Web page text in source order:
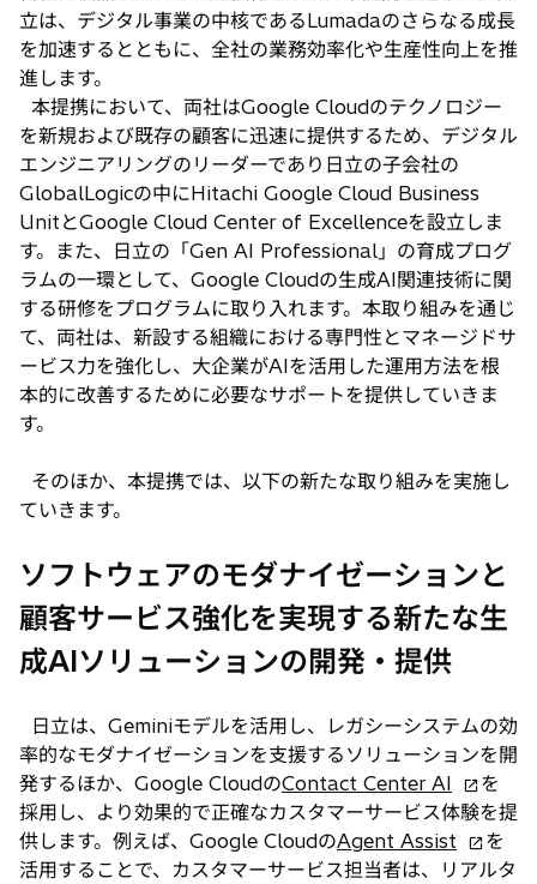
立は、デジタル事業の中核であるLumadaのさらなる成長
を加速するとともに、全社の業務効率化や生産性向上を推
進します。
本提携において、両社はGoogle Cloudのテクノロジー
を新規および既存の顧客に迅速に提供するため、デジタル
エンジニアリングのリーダーであり日立の子会社の
GlobalLogicの中にHitachi Google Cloud Business
UnitとGoogle Cloud Center of Excellenceを設立しま
す。また、日立の「Gen AI Professional」の育成プログ
ラムの一環として、Google Cloudの生成AI関連技術に関
する研修をプログラムに取り入れます。本取り組みを通じ
て、両社は、新設する組織における専門性とマネージドサ
ービス力を強化し、大企業がAIを活用した運用方法を根
本的に改善するために必要なサポートを提供していきま
す。
そのほか、本提携では、以下の新たな取り組みを実施し
ていきます。
ソフトウェアのモダナイゼーションと
顧客サービス強化を実現する新たな生
成AIソリューションの開発・提供
日立は、Geminiモデルを活用し、レガシーシステムの効
率的なモダナイゼーションを支援するソリューションを開
発するほか、Google CloudのContact Center AI 新
し
い
タ
を
採用し、より効果的で正確なカスタマーサービス体験を提
供します。例えば、Google CloudのAgent Assist 新
し
を
活用することで、カスタマーサービス担当者は、リアルタ